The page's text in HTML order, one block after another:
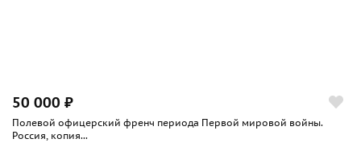
50 000 ₽
Полевой офицерский френч периода Первой мировой войны.
Россия, копия...